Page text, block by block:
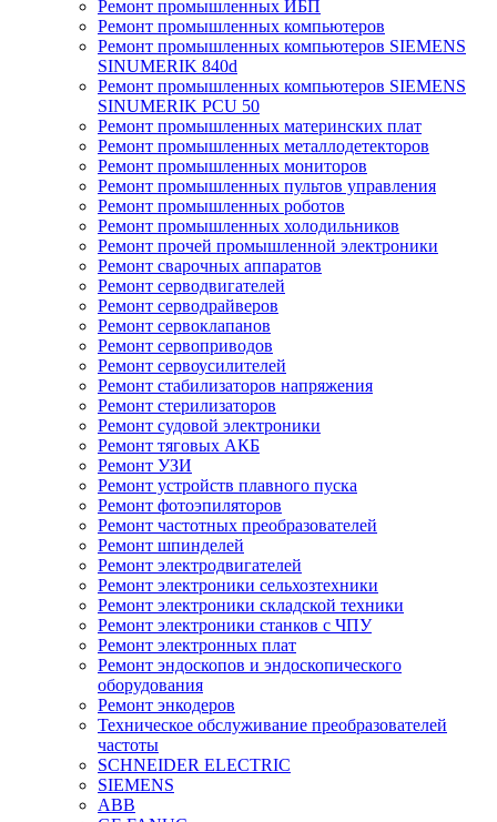
Ремонт промышленных ИБП
Ремонт промышленных компьютеров
Ремонт промышленных компьютеров SIEMENS
SINUMERIK 840d
Ремонт промышленных компьютеров SIEMENS
SINUMERIK PCU 50
Ремонт промышленных материнских плат
Ремонт промышленных металлодетекторов
Ремонт промышленных мониторов
Ремонт промышленных пультов управления
Ремонт промышленных роботов
Ремонт промышленных холодильников
Ремонт прочей промышленной электроники
Ремонт сварочных аппаратов
Ремонт серводвигателей
Ремонт серводрайверов
Ремонт сервоклапанов
Ремонт сервоприводов
Ремонт сервоусилителей
Ремонт стабилизаторов напряжения
Ремонт стерилизаторов
Ремонт судовой электроники
Ремонт тяговых АКБ
Ремонт УЗИ
Ремонт устройств плавного пуска
Ремонт фотоэпиляторов
Ремонт частотных преобразователей
Ремонт шпинделей
Ремонт электродвигателей
Ремонт электроники сельхозтехники
Ремонт электроники складской техники
Ремонт электроники станков с ЧПУ
Ремонт электронных плат
Ремонт эндоскопов и эндоскопического
оборудования
Ремонт энкодеров
Техническое обслуживание преобразователей
частоты
SCHNEIDER ELECTRIC
SIEMENS
ABB